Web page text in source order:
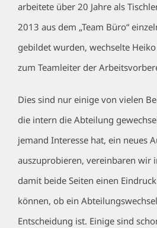
arbeitete über 20 Jahre als
2013 aus dem „Team Büro“
gebildet wurden, wechselte
zum Teamleiter der
Dies sind nur einige von vielen
die intern die Abteilung
jemand Interesse hat, ein neues
auszuprobieren, vereinbaren wir
damit beide Seiten einen
können, ob ein
Entscheidung ist. Einige sind